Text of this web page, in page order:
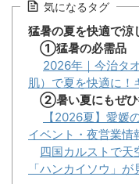
気になるタグ
猛暑の夏を快適で涼
①猛暑の必需品
2026年｜今治タ
肌）で夏を快適に！
②暑い夏にもぜひ
【2026夏】愛媛
イベント・夜営業情
四国カルストで
「ハンカイソウ」が